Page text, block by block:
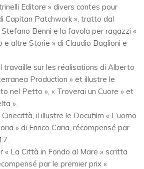
Editore » divers contes pour
Capitan Patchwork », tratto dal
Stefano Benni e la favola per ragazzi «
e altre Storie » di Claudio Baglioni e
travaille sur les réalisations di Alberto
Production » et illustre le
nel Petto », « Troverai un Cuore » et
».
il illustre le Docufilm « L’uomo
» di Enrico Caria, récompensé par
« La Città in Fondo al Mare » scritta
par le premier prix «